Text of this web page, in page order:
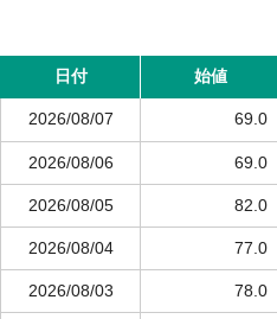
日付 始値
2026/08/07 69.0
2026/08/06 69.0
2026/08/05 82.0
2026/08/04 77.0
2026/08/03 78.0